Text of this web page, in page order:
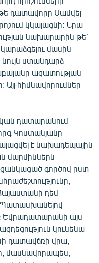
թե դատավորը Սամվել
կկայացնի: Նրա
նախարարին թե՛
մասին
ստանդարձ
ազատության
հիմնավորումներ
դատարանում
Կոստանյանը
է նախադեպային
մարմիններն
ցանկացած գործով ըստ
դեմ
Պատասխանելով
Եվրադատարանի այս
կունենա
դատավճռի վրա,
մասնավորապես,